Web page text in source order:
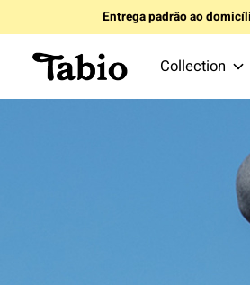
Entrega padrão ao
Collection